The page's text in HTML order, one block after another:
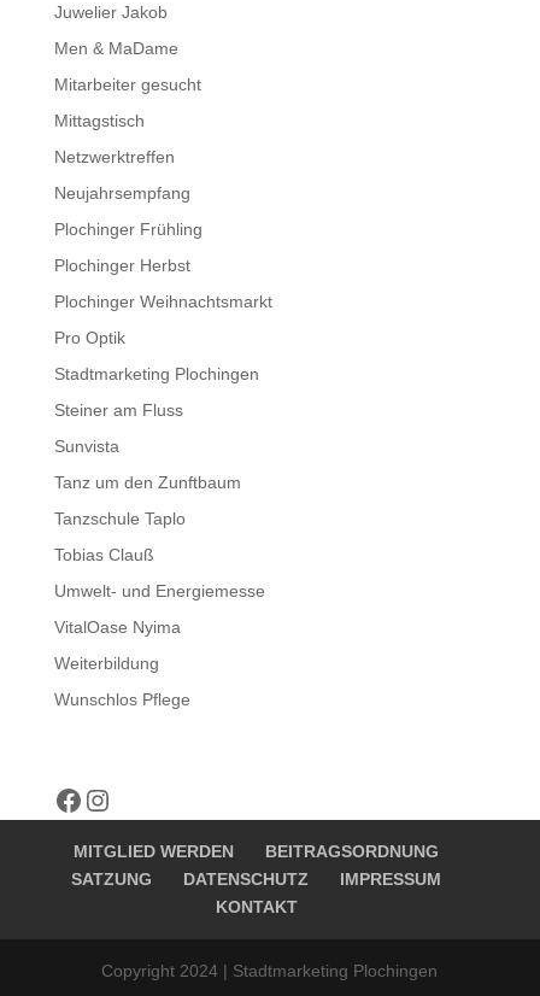
Juwelier Jakob
Men & MaDame
Mitarbeiter gesucht
Mittagstisch
Netzwerktreffen
Neujahrsempfang
Plochinger Frühling
Plochinger Herbst
Plochinger Weihnachtsmarkt
Pro Optik
Stadtmarketing Plochingen
Steiner am Fluss
Sunvista
Tanz um den Zunftbaum
Tanzschule Taplo
Tobias Clauß
Umwelt- und Energiemesse
VitalOase Nyima
Weiterbildung
Wunschlos Pflege
Facebook
Instagram
MITGLIED WERDEN
BEITRAGSORDNUNG
SATZUNG
DATENSCHUTZ
IMPRESSUM
KONTAKT
Copyright 2024 | Stadtmarketing Plochingen